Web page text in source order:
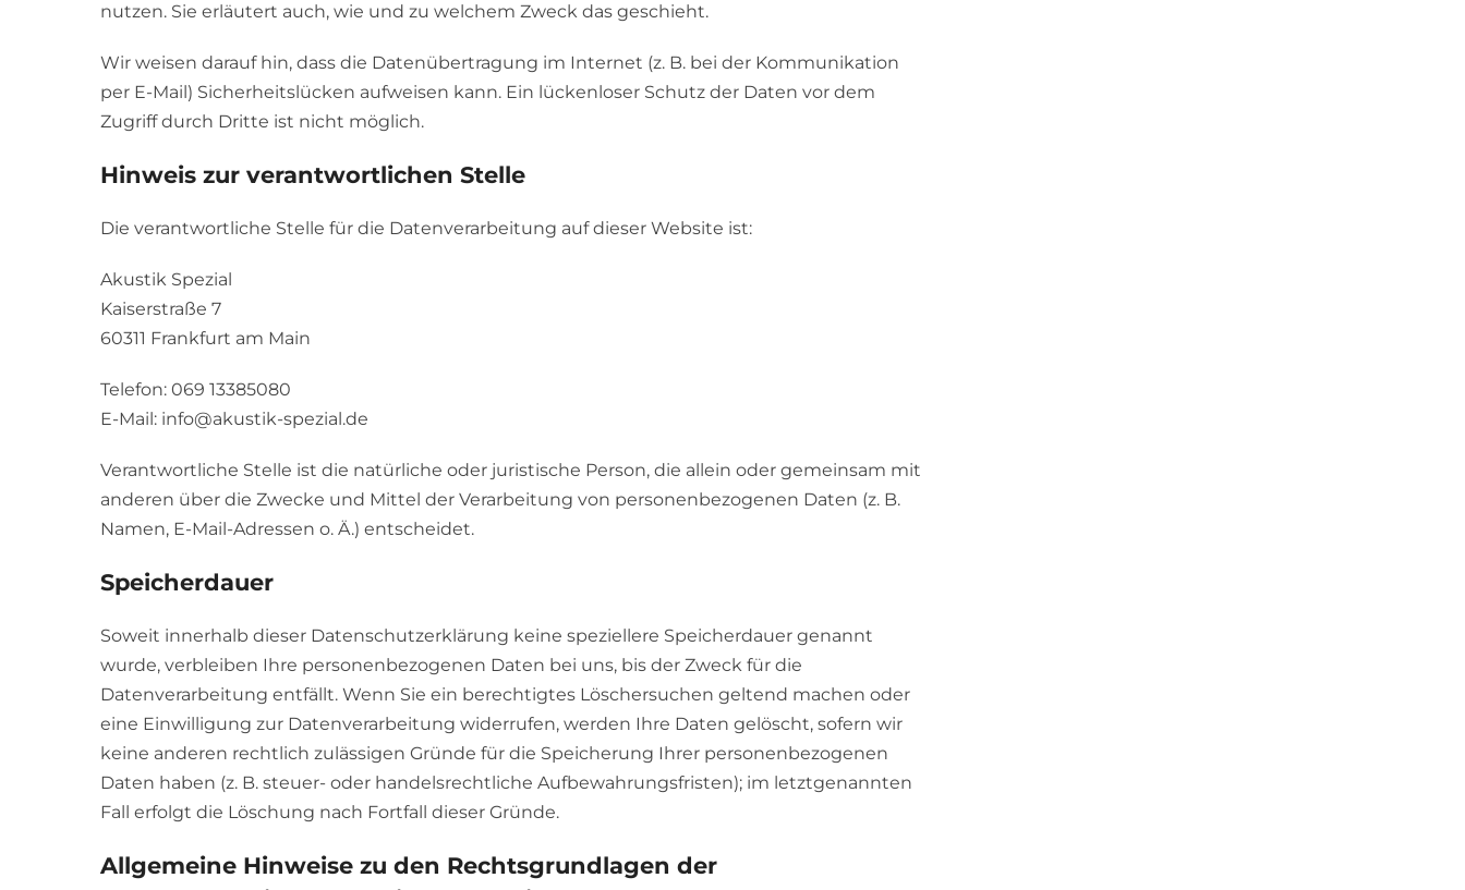
nutzen. Sie erläutert auch, wie und zu welchem Zweck das geschieht.
Wir weisen darauf hin, dass die Datenübertragung im Internet (z. B. bei der Kommunikation
per E-Mail) Sicherheitslücken aufweisen kann. Ein lückenloser Schutz der Daten vor dem
Zugriff durch Dritte ist nicht möglich.
Hinweis zur verantwortlichen Stelle
Die verantwortliche Stelle für die Datenverarbeitung auf dieser Website ist:
Akustik Spezial
Kaiserstraße 7
60311 Frankfurt am Main
Telefon: 069 13385080
E-Mail: info@akustik-spezial.de
Verantwortliche Stelle ist die natürliche oder juristische Person, die allein oder gemeinsam mit
anderen über die Zwecke und Mittel der Verarbeitung von personenbezogenen Daten (z. B.
Namen, E-Mail-Adressen o. Ä.) entscheidet.
Speicherdauer
Soweit innerhalb dieser Datenschutzerklärung keine speziellere Speicherdauer genannt
wurde, verbleiben Ihre personenbezogenen Daten bei uns, bis der Zweck für die
Datenverarbeitung entfällt. Wenn Sie ein berechtigtes Löschersuchen geltend machen oder
eine Einwilligung zur Datenverarbeitung widerrufen, werden Ihre Daten gelöscht, sofern wir
keine anderen rechtlich zulässigen Gründe für die Speicherung Ihrer personenbezogenen
Daten haben (z. B. steuer- oder handelsrechtliche Aufbewahrungsfristen); im letztgenannten
Fall erfolgt die Löschung nach Fortfall dieser Gründe.
Allgemeine Hinweise zu den Rechtsgrundlagen der